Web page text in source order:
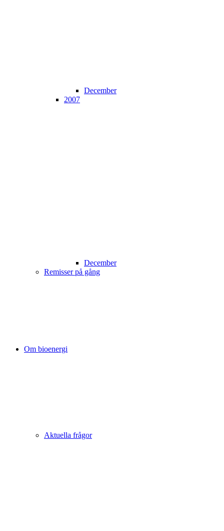
December
2007
December
Remisser på gång
Om bioenergi
Aktuella frågor